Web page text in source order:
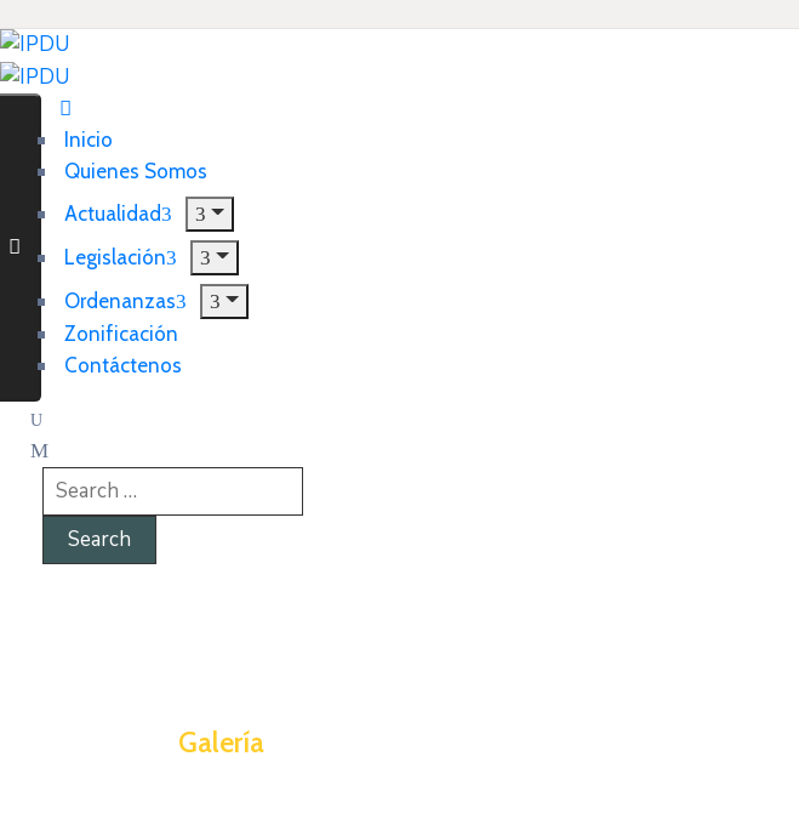
Inicio
Quienes Somos
Actualidad
Legislación
Ordenanzas
Zonificación
Contáctenos
Galería